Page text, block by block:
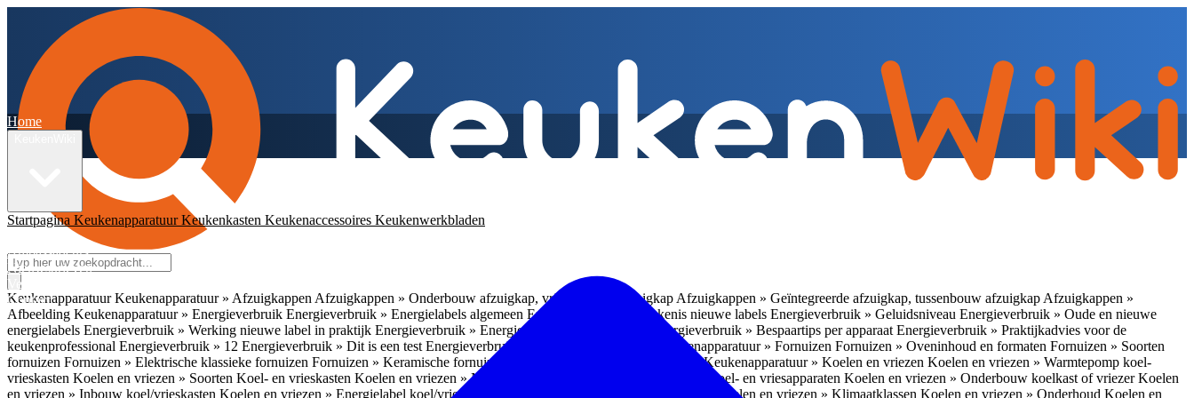
KeukenapparatuurKeukenapparatuur » Afzuigkappen Afzuigkappen » Onderbouw afzuigkap, vrijhangende afzuigkap Afzuigkappen » Geïntegreerde afzuigkap, tussenbouw afzuigkap Afzuigkappen »
Afbeelding Keukenapparatuur » Energieverbruik Energieverbruik » Energielabels algemeen Energieverbruik » Betekenis nieuwe labels Energieverbruik » Geluidsniveau Energieverbruik » Oude en nieuwe
energielabels Energieverbruik » Werking nieuwe label in praktijk Energieverbruik » Energieverbruik in de praktijk Energieverbruik » Bespaartips per apparaat Energieverbruik » Praktijkadvies voor de
keukenprofessional Energieverbruik » 12 Energieverbruik » Dit is een test Energieverbruik » 1 Keukenapparatuur » Fornuizen Fornuizen » Oveninhoud en formaten Fornuizen » Soorten
fornuizen Fornuizen » Elektrische klassieke fornuizen Fornuizen » Keramische fornuizen Keukenapparatuur » InbouwladesKeukenapparatuur » Koelen en vriezen Koelen en vriezen » Warmtepomp koel-
vrieskasten Koelen en vriezen » Soorten Koel- en vrieskasten Koelen en vriezen » Nismaten Koelen en vriezen » Vrijstaande koel- en vriesapparaten Koelen en vriezen » Onderbouw koelkast of vriezerKoelen
en vriezen » Inbouw koel/vrieskasten Koelen en vriezen » Energielabel koel/vrieskasten Koelen en vriezen » Klimaatklassen Koelen en vriezen » Onderhoud Koelen en
Home
Startpagina KeukenapparatuurKeukenkasten Keukenaccessoires Keukenwerkbladen
Ambassadeurs
Nieuwsbrieven
Veelgestelde vragen
Contact